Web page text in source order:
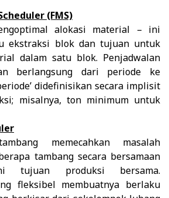
(FMS)
alokasi material – ini
ekstraksi blok dan tujuan untuk
dalam satu blok. Penjadwalan
berlangsung dari periode ke
didefinisikan secara implisit
misalnya, ton minimum untuk
memecahkan masalah
tambang secara bersamaan
tujuan produksi bersama.
fleksibel membuatnya berlaku